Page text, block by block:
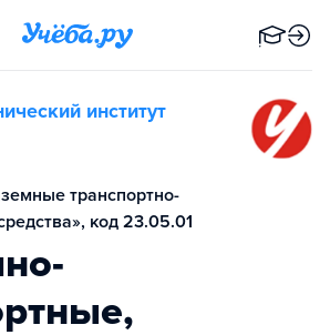
институт
транспортно-
код 23.05.01